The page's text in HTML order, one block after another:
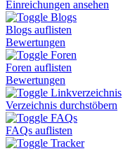
Einreichungen ansehen
Blogs
Blogs auflisten
Bewertungen
Foren
Foren auflisten
Bewertungen
Linkverzeichnis
Verzeichnis durchstöbern
FAQs
FAQs auflisten
Tracker